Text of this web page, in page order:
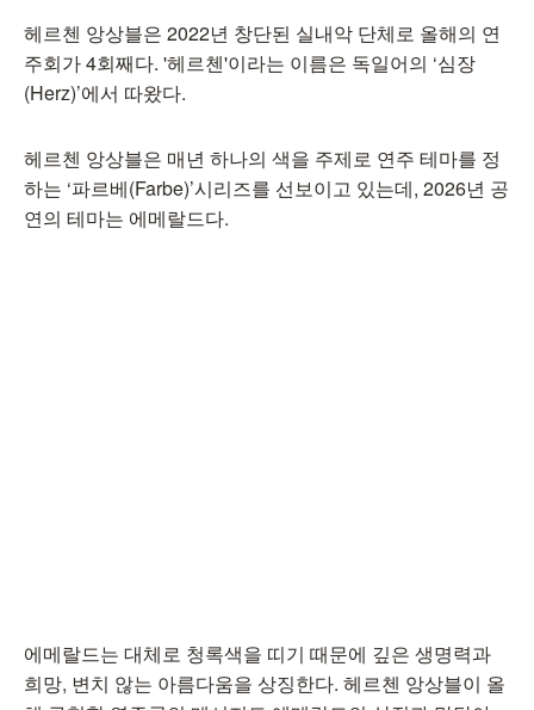
헤르첸 앙상블은 2022년 창단된 실내악 단체로 올해의 연
주회가 4회째다. '헤르첸'이라는 이름은 독일어의 ‘심장
(Herz)’에서 따왔다.
헤르첸 앙상블은 매년 하나의 색을 주제로 연주 테마를 정
하는 ‘파르베(Farbe)’시리즈를 선보이고 있는데, 2026년 공
연의 테마는 에메랄드다.
에메랄드는 대체로 청록색을 띠기 때문에 깊은 생명력과
희망, 변치 않는 아름다움을 상징한다. 헤르첸 앙상블이 올